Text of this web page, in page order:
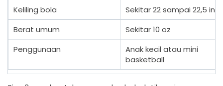
Keliling bola
Sekitar 22 sampai 22,5 inci
Berat umum
Sekitar 10 oz
Penggunaan
Anak kecil atau mini
basketball